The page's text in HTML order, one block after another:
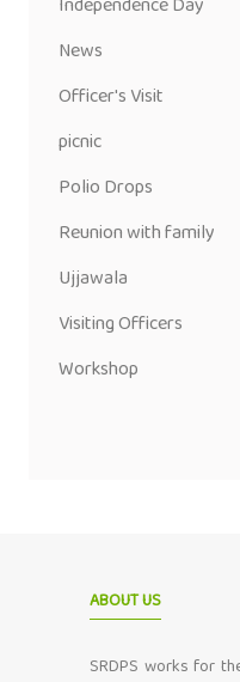
News
Officer's Visit
picnic
Polio Drops
Reunion with family
Ujjawala
Visiting Officers
Workshop
ABOUT US
SRDPS works for